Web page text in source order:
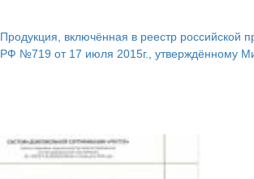
Продукция, включённая в реестр российской
РФ №719 от 17 июля 2015г., утверждённому